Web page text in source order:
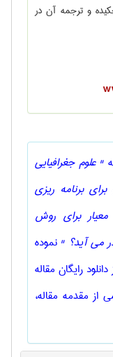
و ترجمه آن در
" علوم جغرافيايی
برای برنامه ریزی
برای روش
می آید؟ " نموده
رایگان مقاله
مقدمه مقاله،